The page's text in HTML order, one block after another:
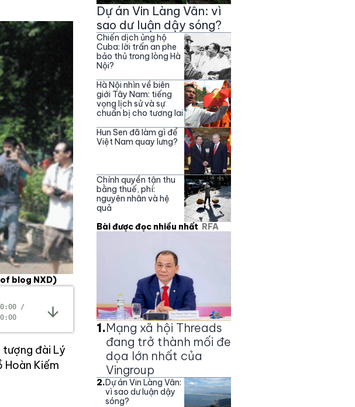
blog NXD)
0:00 /
0:00
tượng đài Lý
Hoàn Kiếm
Dự án Vin Làng Vân: vì
sao dư luận dậy sóng?
Chiến dịch ủng hộ
Cuba: lời trấn an phe
bảo thủ trong lòng Hà
Nội?
Hà Nội nhìn về biên
giới Tây Nam: tiếng
vọng lịch sử và sự
chuẩn bị cho tương lai
Hun Sen đã làm gì để
Việt Nam quay lưng?
Chính quyền tận thu
bằng thuế, phí:
nguyên nhân và hệ
quả
Bài được đọc nhiều nhất RFA
1.Mạng xã hội Threads
đang trở thành mối đe
dọa lớn nhất của
Vingroup
2.Dự án Vin Làng Vân:
vì sao dư luận dậy
sóng?